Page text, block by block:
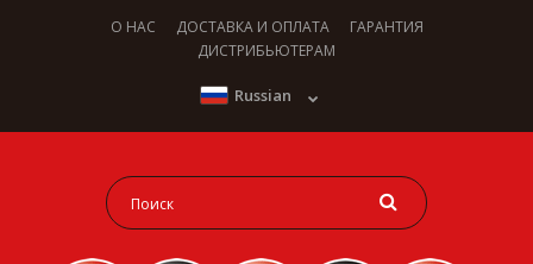
О НАС ДОСТАВКА И ОПЛАТА
ГАРАНТИЯ
ДИСТРИБЬЮТЕРАМ
Russian